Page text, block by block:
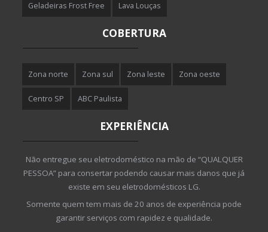
Geladeiras Frost Free Lava Louças
COBERTURA
Zona norte Zona sul Zona leste Zona oeste
Centro SP ABC Paulista
EXPERIÊNCIA
Não entregue seu eletrodoméstico na mão de “QUALQUER
PESSOA” para consertar podendo causar mais danos que já
existe em seu eletrodomésticos LG.
Somente quem tem mais de 20 anos de experiência pode
garantir serviços com rapidez e qualidade.